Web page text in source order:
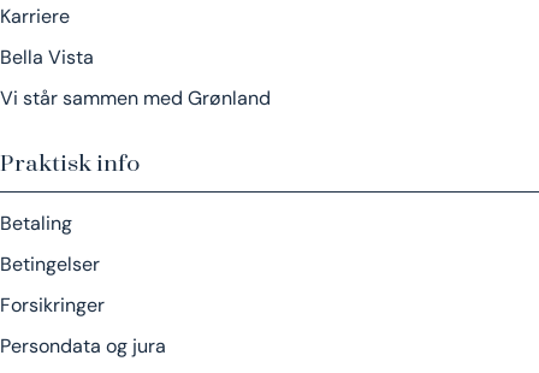
Karriere
Bella Vista
Vi står sammen med Grønland
Praktisk info
Betaling
Betingelser
Forsikringer
Persondata og jura